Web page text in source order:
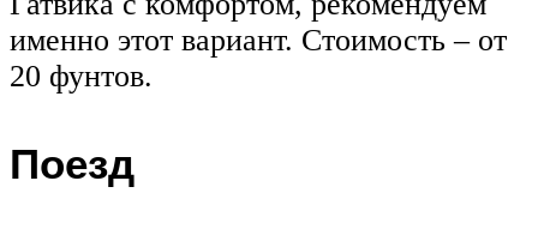
именно этот вариант. Стоимость – от
20 фунтов.
Поезд